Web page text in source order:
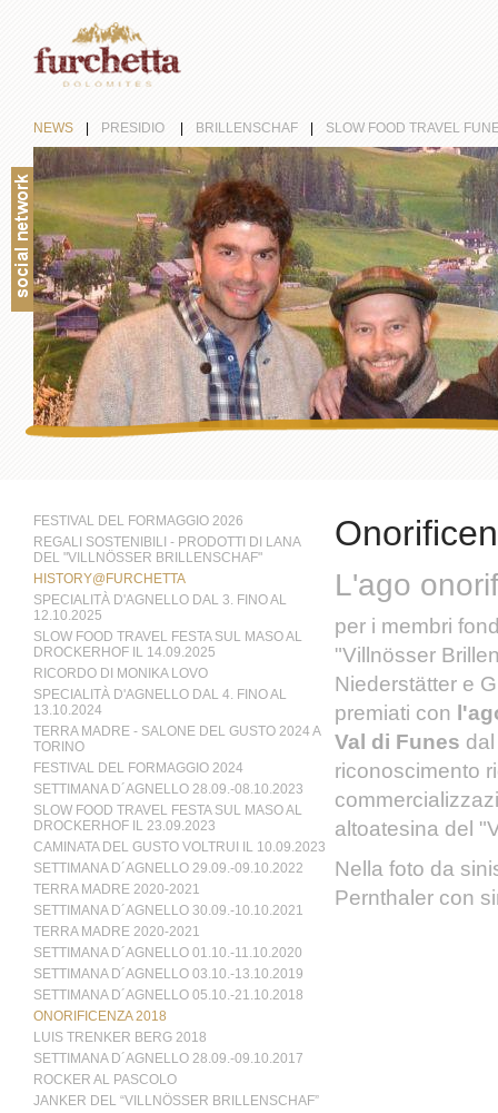
NEWS PRESIDIO BRILLENSCHAF SLOW FOOD TRAVEL
FESTIVAL DEL FORMAGGIO 2026
REGALI SOSTENIBILI - PRODOTTI DI LANA
DEL "VILLNÖSSER BRILLENSCHAF"
HISTORY@FURCHETTA
SPECIALITÀ D'AGNELLO DAL 3. FINO AL
12.10.2025
SLOW FOOD TRAVEL FESTA SUL MASO AL
DROCKERHOF IL 14.09.2025
RICORDO DI MONIKA LOVO
SPECIALITÀ D'AGNELLO DAL 4. FINO AL
13.10.2024
TERRA MADRE - SALONE DEL GUSTO 2024 A
TORINO
FESTIVAL DEL FORMAGGIO 2024
SETTIMANA D´AGNELLO 28.09.-08.10.2023
SLOW FOOD TRAVEL FESTA SUL MASO AL
DROCKERHOF IL 23.09.2023
CAMINATA DEL GUSTO VOLTRUI IL 10.09.2023
SETTIMANA D´AGNELLO 29.09.-09.10.2022
TERRA MADRE 2020-2021
SETTIMANA D´AGNELLO 30.09.-10.10.2021
TERRA MADRE 2020-2021
SETTIMANA D´AGNELLO 01.10.-11.10.2020
SETTIMANA D´AGNELLO 03.10.-13.10.2019
SETTIMANA D´AGNELLO 05.10.-21.10.2018
ONORIFICENZA 2018
LUIS TRENKER BERG 2018
SETTIMANA D´AGNELLO 28.09.-09.10.2017
ROCKER AL PASCOLO
JANKER DEL “VILLNÖSSER BRILLENSCHAF”
L'ago
per i membri
"Villnösser
Niederstätter e
premiati con
Val di Funes
riconoscimento
altoatesina del
Nella foto da
Pernthaler con